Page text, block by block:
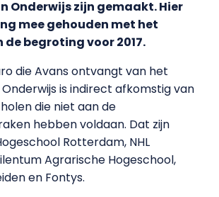
Onderwijs zijn gemaakt. Hier
mee gehouden met het
begroting voor 2017.
die Avans ontvangt van het
is indirect afkomstig van
die niet aan de
hebben voldaan. Dat zijn
Rotterdam, NHL
Agrarische Hogeschool,
en Fontys.